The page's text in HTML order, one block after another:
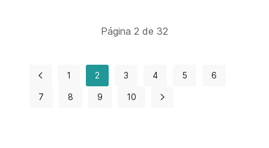
Página 2 de 32
1 2 3 4 5 6
7 8 9 10